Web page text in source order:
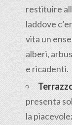
restituire
laddove
vita un
alberi,
e ricadenti.
presenta
la